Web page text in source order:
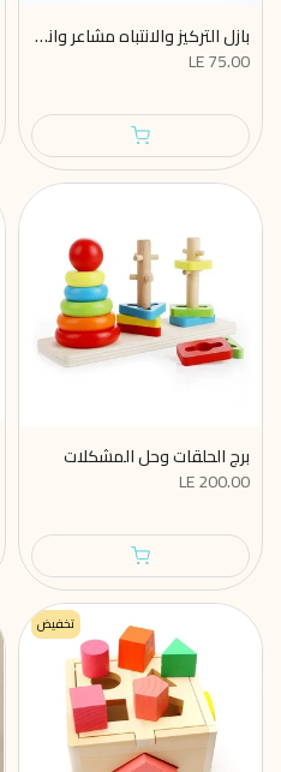
بازل التركيز والانتباه مشاعر وانفعالات
LE 75.00
برج الحلقات وحل المشكلات
LE 200.00
تخفيض